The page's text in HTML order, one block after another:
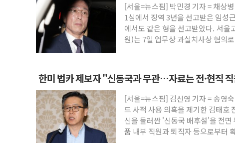
[서울=뉴스핌] 박민경 기자 = 채상
1심에서 징역 3년을 선고받은 임성
에서도 같은 형을 선고받았다. 서울
원)는 7일 업무상 과실치사상 혐의
한미 법카 제보자 "신동국과 무관…자료는 전·현직
[서울=뉴스핌] 김신영 기자 = 송영
드 사적 사용 의혹을 제기한 김태호
신을 둘러싼 '신동국 배후설'을 전
품 내부 직원과 퇴직자 등으로부터